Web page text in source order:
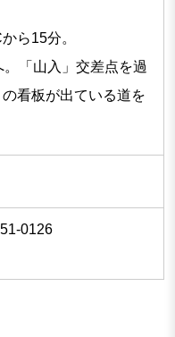
ら15分。
「山入」交差点を過
看板が出ている道を
0126